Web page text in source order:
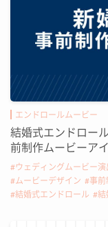
エンドロールムービー
結婚式エンドロー
前制作ムービーア
ウェディングムービー演
ムービーデザイン
事
結婚式エンドロール
結